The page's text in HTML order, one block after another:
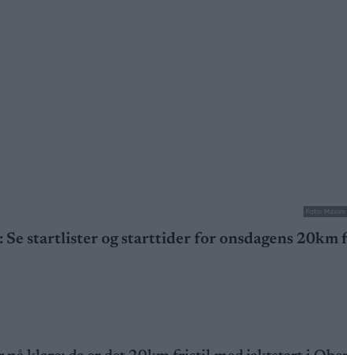
Foto:
startlister og starttider for onsdagens 20km